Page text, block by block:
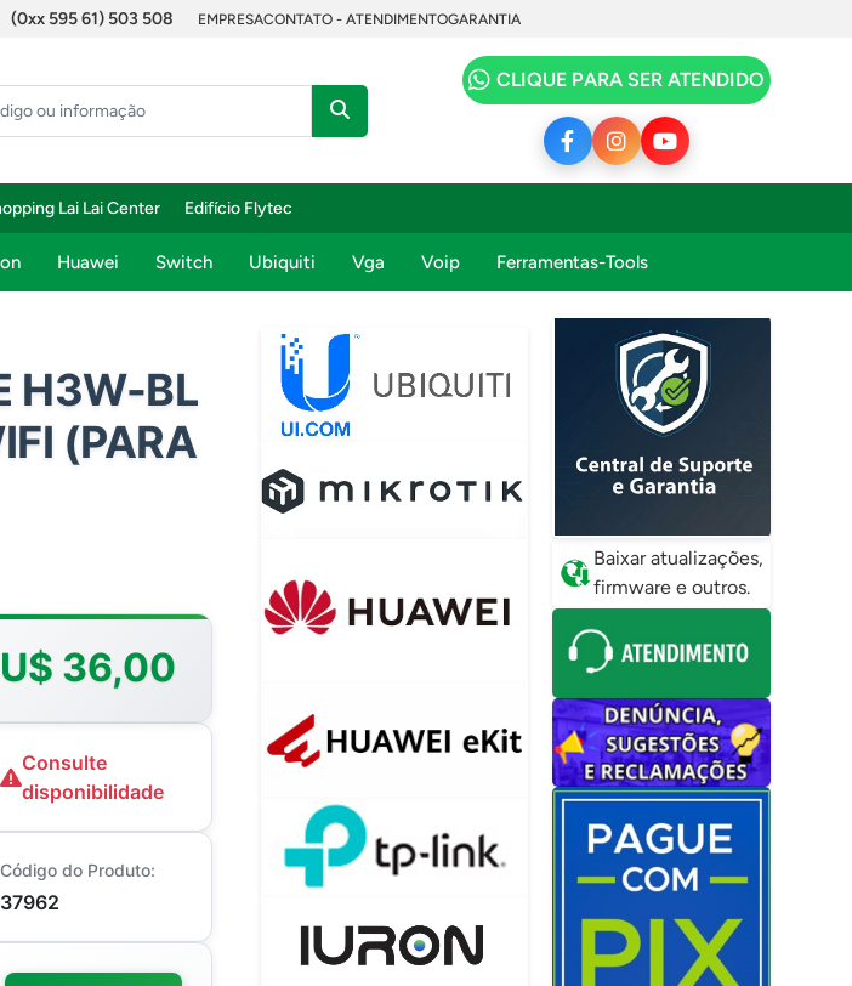
(0xx 595 61) 503 508 EMPRESACONTATO - ATENDIMENTOGARANTIA
CLIQUE PARA SER ATENDIDO
Lai Lai Center Edifício Flytec
Huawei Switch Ubiquiti Vga Voip Ferramentas-Tools
H3W-BL
(PARA
U$ 36,00
Consulte
disponibilidade
Código do Produto:
37962
Baixar atualizações,
firmware e outros.